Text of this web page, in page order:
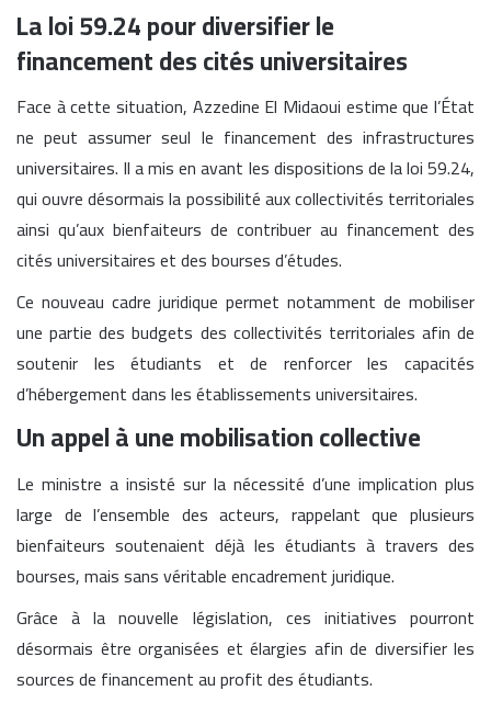
La loi 59.24 pour diversifier le
financement des cités universitaires
Face à cette situation, Azzedine El Midaoui estime que l’État
ne peut assumer seul le financement des infrastructures
universitaires. Il a mis en avant les dispositions de la loi 59.24,
qui ouvre désormais la possibilité aux collectivités territoriales
ainsi qu’aux bienfaiteurs de contribuer au financement des
cités universitaires et des bourses d’études.
Ce nouveau cadre juridique permet notamment de mobiliser
une partie des budgets des collectivités territoriales afin de
soutenir les étudiants et de renforcer les capacités
d’hébergement dans les établissements universitaires.
Un appel à une mobilisation collective
Le ministre a insisté sur la nécessité d’une implication plus
large de l’ensemble des acteurs, rappelant que plusieurs
bienfaiteurs soutenaient déjà les étudiants à travers des
bourses, mais sans véritable encadrement juridique.
Grâce à la nouvelle législation, ces initiatives pourront
désormais être organisées et élargies afin de diversifier les
sources de financement au profit des étudiants.